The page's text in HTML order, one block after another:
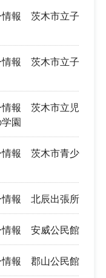
情報 茨木市立子
情報 茨木市立子
情報 茨木市立児
園
情報 茨木市青少
情報 北辰出張所
情報 安威公民館
情報 郡山公民館